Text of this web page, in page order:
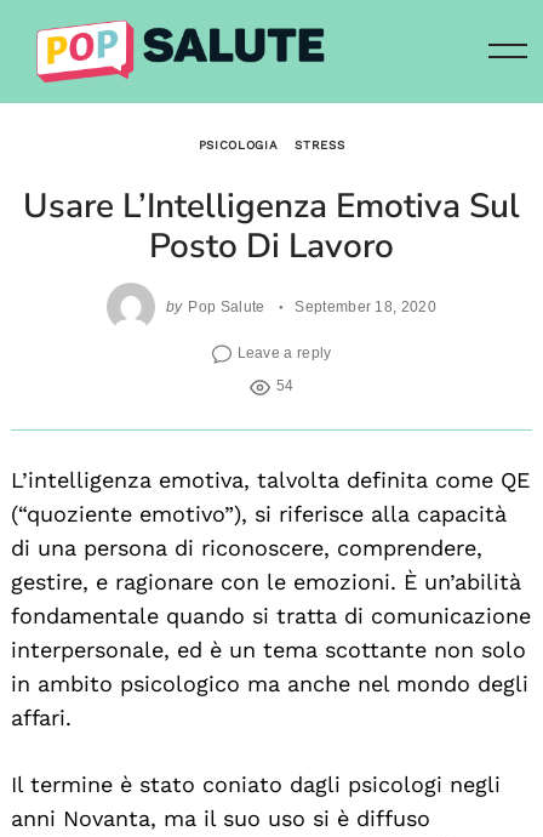
content
PSICOLOGIA STRESS
Usare L’Intelligenza Emotiva Sul
Posto Di Lavoro
by Pop Salute September 18, 2020
Leave a reply
54
L’intelligenza emotiva, talvolta definita come QE
(“quoziente emotivo”), si riferisce alla capacità
di una persona di riconoscere, comprendere,
gestire, e ragionare con le emozioni. È un’abilità
fondamentale quando si tratta di comunicazione
interpersonale, ed è un tema scottante non solo
in ambito psicologico ma anche nel mondo degli
affari.
Il termine è stato coniato dagli psicologi negli
anni Novanta, ma il suo uso si è diffuso